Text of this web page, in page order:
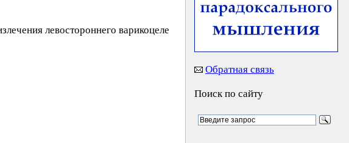
левостороннего варикоцеле
Обратная связь
Поиск по сайту